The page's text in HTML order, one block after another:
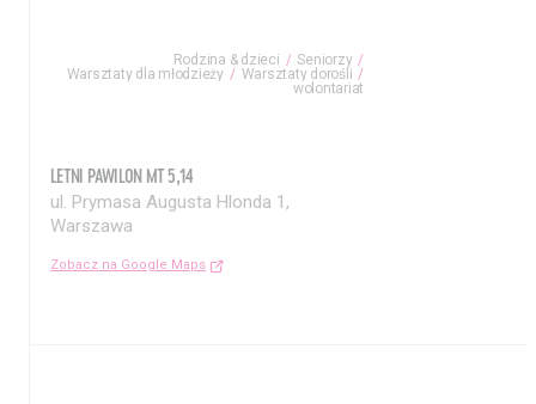
Aktualności
Rodzina & dzieci
Seniorzy
Warsztaty dla młodzieży
Warsztaty dorośli
wolontariat
LETNI PAWILON MT 5,14
ul. Prymasa Augusta Hlonda 1,
Warszawa
Zobacz na Google Maps